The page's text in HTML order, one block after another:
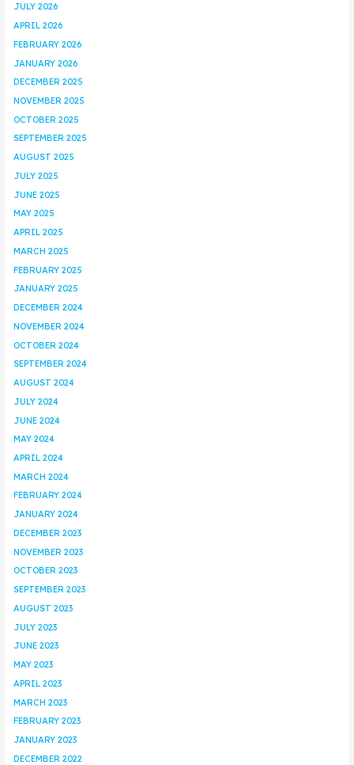
JULY 2026
APRIL 2026
FEBRUARY 2026
JANUARY 2026
DECEMBER 2025
NOVEMBER 2025
OCTOBER 2025
SEPTEMBER 2025
AUGUST 2025
JULY 2025
JUNE 2025
MAY 2025
APRIL 2025
MARCH 2025
FEBRUARY 2025
JANUARY 2025
DECEMBER 2024
NOVEMBER 2024
OCTOBER 2024
SEPTEMBER 2024
AUGUST 2024
JULY 2024
JUNE 2024
MAY 2024
APRIL 2024
MARCH 2024
FEBRUARY 2024
JANUARY 2024
DECEMBER 2023
NOVEMBER 2023
OCTOBER 2023
SEPTEMBER 2023
AUGUST 2023
JULY 2023
JUNE 2023
MAY 2023
APRIL 2023
MARCH 2023
FEBRUARY 2023
JANUARY 2023
DECEMBER 2022